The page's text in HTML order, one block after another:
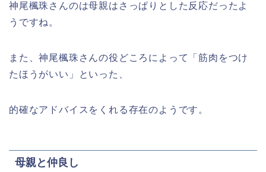
神尾楓珠さんのは母親はさっぱりとした反応だったよ
うですね。
また、神尾楓珠さんの役どころによって「筋肉をつけ
たほうがいい」といった、
的確なアドバイスをくれる存在のようです。
母親と仲良し